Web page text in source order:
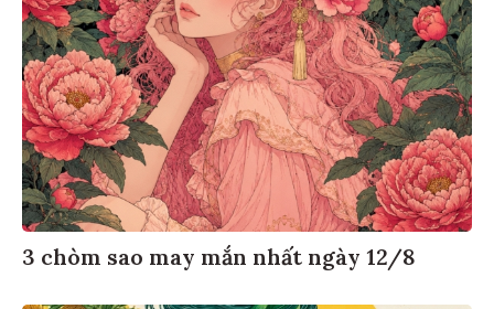
3 chòm sao may mắn nhất ngày 12/8